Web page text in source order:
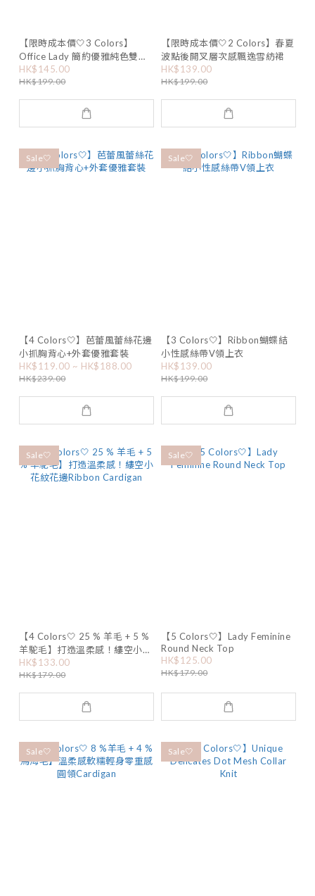
【限時成本價🤍3 Colors】
Office Lady 簡約優雅純色雙層
雪紡開叉長裙
HK$145.00
HK$199.00
【限時成本價🤍2 Colors】春夏
波點後開叉層次感飄逸雪紡裙
HK$139.00
HK$199.00
Sale🤍
【4 Colors🤍】芭蕾風蕾絲花邊
小抓胸背心+外套優雅套裝
HK$119.00 ~ HK$188.00
HK$239.00
Sale🤍
【3 Colors🤍】Ribbon蝴蝶結
小性感絲帶V領上衣
HK$139.00
HK$199.00
Sale🤍
【4 Colors🤍 25 % 羊毛 + 5 %
羊駝毛】打造溫柔感！縷空小花
紋花邊Ribbon Cardigan
HK$133.00
HK$179.00
Sale🤍
【5 Colors🤍】Lady Feminine
Round Neck Top
HK$125.00
HK$179.00
Sale🤍 Sale🤍